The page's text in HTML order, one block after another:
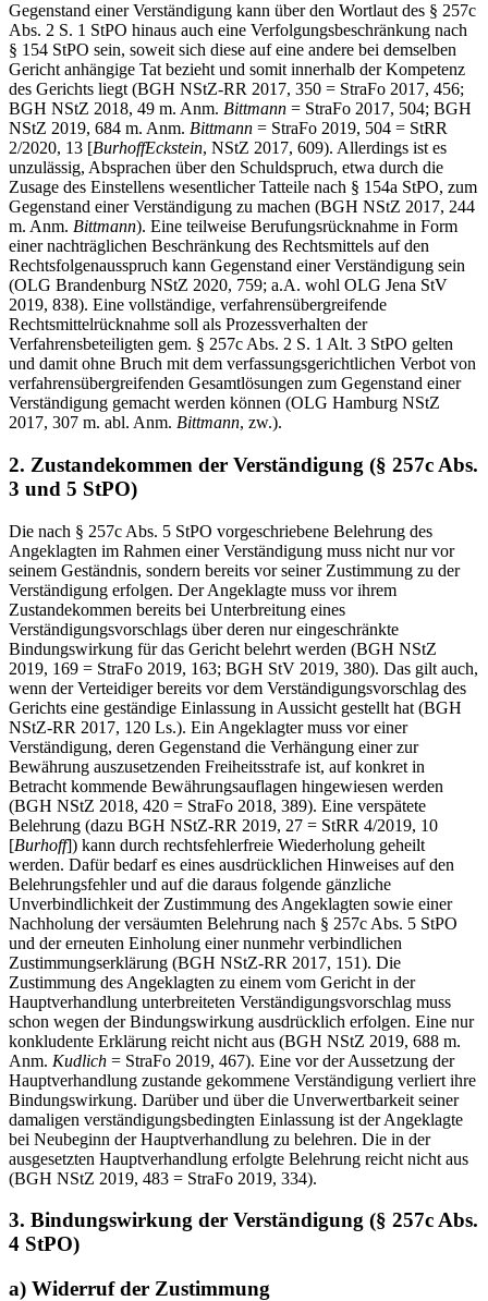
Gegenstand einer Verständigung kann über den Wortlaut des § 257c
Abs. 2 S. 1 StPO hinaus auch eine Verfolgungsbeschränkung nach
§ 154 StPO sein, soweit sich diese auf eine andere bei demselben
Gericht anhängige Tat bezieht und somit innerhalb der Kompetenz
des Gerichts liegt (BGH NStZ-RR 2017, 350 = StraFo 2017, 456;
BGH NStZ 2018, 49 m. Anm. Bittmann = StraFo 2017, 504; BGH
NStZ 2019, 684 m. Anm. Bittmann = StraFo 2019, 504 = StRR
2/2020, 13 [BurhoffEckstein, NStZ 2017, 609). Allerdings ist es
unzulässig, Absprachen über den Schuldspruch, etwa durch die
Zusage des Einstellens wesentlicher Tatteile nach § 154a StPO, zum
Gegenstand einer Verständigung zu machen (BGH NStZ 2017, 244
m. Anm. Bittmann). Eine teilweise Berufungsrücknahme in Form
einer nachträglichen Beschränkung des Rechtsmittels auf den
Rechtsfolgenausspruch kann Gegenstand einer Verständigung sein
(OLG Brandenburg NStZ 2020, 759; a.A. wohl OLG Jena StV
2019, 838). Eine vollständige, verfahrensübergreifende
Rechtsmittelrücknahme soll als Prozessverhalten der
Verfahrensbeteiligten gem. § 257c Abs. 2 S. 1 Alt. 3 StPO gelten
und damit ohne Bruch mit dem verfassungsgerichtlichen Verbot von
verfahrensübergreifenden Gesamtlösungen zum Gegenstand einer
Verständigung gemacht werden können (OLG Hamburg NStZ
2017, 307 m. abl. Anm. Bittmann, zw.).
2. Zustandekommen der Verständigung (§ 257c Abs.
3 und 5 StPO)
Die nach § 257c Abs. 5 StPO vorgeschriebene Belehrung des
Angeklagten im Rahmen einer Verständigung muss nicht nur vor
seinem Geständnis, sondern bereits vor seiner Zustimmung zu der
Verständigung erfolgen. Der Angeklagte muss vor ihrem
Zustandekommen bereits bei Unterbreitung eines
Verständigungsvorschlags über deren nur eingeschränkte
Bindungswirkung für das Gericht belehrt werden (BGH NStZ
2019, 169 = StraFo 2019, 163; BGH StV 2019, 380). Das gilt auch,
wenn der Verteidiger bereits vor dem Verständigungsvorschlag des
Gerichts eine geständige Einlassung in Aussicht gestellt hat (BGH
NStZ-RR 2017, 120 Ls.). Ein Angeklagter muss vor einer
Verständigung, deren Gegenstand die Verhängung einer zur
Bewährung auszusetzenden Freiheitsstrafe ist, auf konkret in
Betracht kommende Bewährungsauflagen hingewiesen werden
(BGH NStZ 2018, 420 = StraFo 2018, 389). Eine verspätete
Belehrung (dazu BGH NStZ-RR 2019, 27 = StRR 4/2019, 10
[Burhoff]) kann durch rechtsfehlerfreie Wiederholung geheilt
werden. Dafür bedarf es eines ausdrücklichen Hinweises auf den
Belehrungsfehler und auf die daraus folgende gänzliche
Unverbindlichkeit der Zustimmung des Angeklagten sowie einer
Nachholung der versäumten Belehrung nach § 257c Abs. 5 StPO
und der erneuten Einholung einer nunmehr verbindlichen
Zustimmungserklärung (BGH NStZ-RR 2017, 151). Die
Zustimmung des Angeklagten zu einem vom Gericht in der
Hauptverhandlung unterbreiteten Verständigungsvorschlag muss
schon wegen der Bindungswirkung ausdrücklich erfolgen. Eine nur
konkludente Erklärung reicht nicht aus (BGH NStZ 2019, 688 m.
Anm. Kudlich = StraFo 2019, 467). Eine vor der Aussetzung der
Hauptverhandlung zustande gekommene Verständigung verliert ihre
Bindungswirkung. Darüber und über die Unverwertbarkeit seiner
damaligen verständigungsbedingten Einlassung ist der Angeklagte
bei Neubeginn der Hauptverhandlung zu belehren. Die in der
ausgesetzten Hauptverhandlung erfolgte Belehrung reicht nicht aus
(BGH NStZ 2019, 483 = StraFo 2019, 334).
3. Bindungswirkung der Verständigung (§ 257c Abs.
4 StPO)
a) Widerruf der Zustimmung